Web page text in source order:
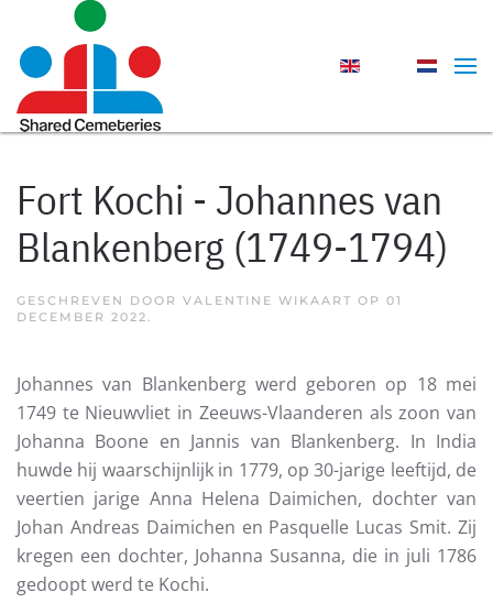
Skip to main content
Fort Kochi - Johannes van
Blankenberg (1749-1794)
GESCHREVEN DOOR VALENTINE WIKAART OP 01
DECEMBER 2022.
Johannes van Blankenberg werd geboren op 18 mei
1749 te Nieuwvliet in Zeeuws-Vlaanderen als zoon van
Johanna Boone en Jannis van Blankenberg. In India
huwde hij waarschijnlijk in 1779, op 30-jarige leeftijd, de
veertien jarige Anna Helena Daimichen, dochter van
Johan Andreas Daimichen en Pasquelle Lucas Smit. Zij
kregen een dochter, Johanna Susanna, die in juli 1786
gedoopt werd te Kochi.